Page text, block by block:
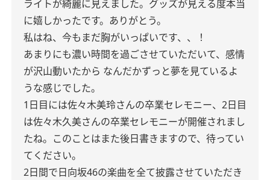
ライトが綺麗に見えました。グッズが見える度本当
に嬉しかったです。ありがとう。
私はね、今もまだ胸がいっぱいです、、！
あまりにも濃い時間を過ごさせていただいて、感情
が沢山動いたから なんだかずっと夢を見ているよ
うな感じでした。
1日目には佐々木美玲さんの卒業セレモニー、2日目
は佐々木久美さんの卒業セレモニーが開催されまし
たね。このことはまた後日書きますので、待ってい
てください。
2日間で日向坂46の楽曲を全て披露させていただき